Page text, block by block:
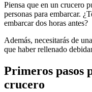
Piensa que en un crucero
personas para embarcar.
embarcar dos horas antes?
Además, necesitarás de
que haber rellenado
Primeros pasos
crucero